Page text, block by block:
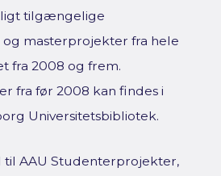
tilgængelige
masterprojekter fra hele
fra 2008 og frem.
fra før 2008 kan findes i
Universitetsbibliotek.
til AAU Studenterprojekter,